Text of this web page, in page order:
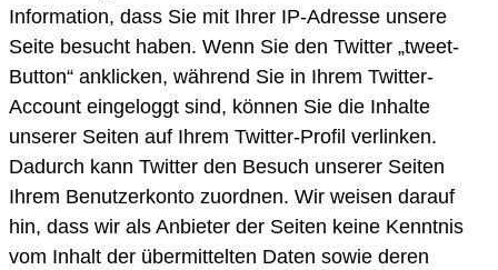
Information, dass Sie mit Ihrer IP-Adresse unsere
Seite besucht haben. Wenn Sie den Twitter „tweet-
Button“ anklicken, während Sie in Ihrem Twitter-
Account eingeloggt sind, können Sie die Inhalte
unserer Seiten auf Ihrem Twitter-Profil verlinken.
Dadurch kann Twitter den Besuch unserer Seiten
Ihrem Benutzerkonto zuordnen. Wir weisen darauf
hin, dass wir als Anbieter der Seiten keine Kenntnis
vom Inhalt der übermittelten Daten sowie deren